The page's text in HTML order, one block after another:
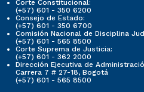
Corte Constitucional:
(+57) 601 - 350 6200
Consejo de Estado:
(+57) 601 - 350 6700
Comisión Nacional de Disciplina
(+57) 601 - 565 8500
Corte Suprema de Justicia:
(+57) 601 - 362 2000
Dirección Ejecutiva de
Carrera 7 # 27-18, Bogotá
(+57) 601 - 565 8500